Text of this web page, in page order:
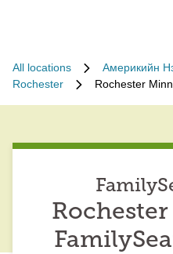
All locations Америкийн
Rochester
Rochester